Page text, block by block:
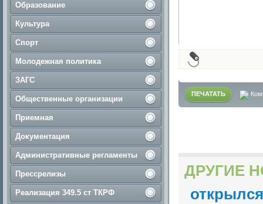
Образование
Культура
Спорт
Молодежная политика
ЗАГС
Общественные организации
Приемная
Документация
Административные регламенты
Прессрелизы
Реализация 349.5 ст ТКРФ
ПЕЧАТАТЬ
ДРУГИЕ